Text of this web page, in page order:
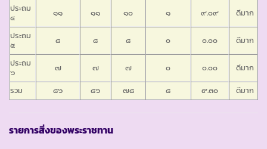
ประถม
๔
๑๑ ๑๑ ๑๐ ๑ ๙.๐๙
ดีมาก
ประถม
๕
๘ ๘ ๘ ๐ ๐.๐๐
ดีมาก
ประถม
๖
๗ ๗ ๗ ๐ ๐.๐๐
ดีมาก
รวม
๘๖ ๘๖ ๗๘ ๘ ๙.๓๐ ดีมาก
รายการสิ่งของพระราชทาน